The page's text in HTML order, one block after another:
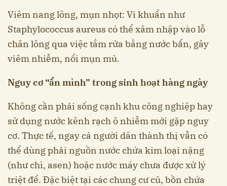
Viêm nang lông, mụn nhọt: Vi khuẩn như
Staphylococcus aureus có thể xâm nhập vào lỗ
chân lông qua việc tắm rửa bằng nước bẩn, gây
viêm nhiễm, nổi mụn mủ.
Nguy cơ “ẩn mình” trong sinh hoạt hàng ngày
Không cần phải sống cạnh khu công nghiệp hay
sử dụng nước kênh rạch ô nhiễm mới gặp nguy
cơ. Thực tế, ngay cả người dân thành thị vẫn có
thể dùng phải nguồn nước chứa kim loại nặng
(như chì, asen) hoặc nước máy chưa được xử lý
triệt để. Đặc biệt tại các chung cư cũ, bồn chứa